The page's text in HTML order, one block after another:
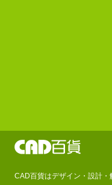
CAD百貨はデザイン・設計